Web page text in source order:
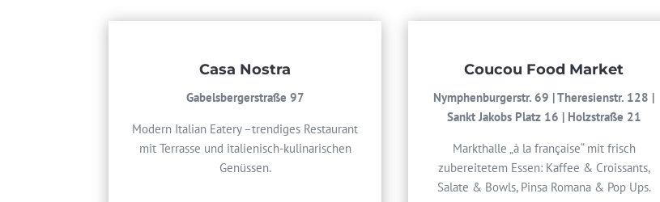
Casa Nostra
Gabelsbergerstraße 97
Modern Italian Eatery –trendiges Restaurant
mit Terrasse und italienisch-kulinarischen
Genüssen.
Coucou Food Market
Nymphenburgerstr. 69 | Theresienstr. 128 |
Sankt Jakobs Platz 16 | Holzstraße 21
Markthalle „à la française“ mit frisch
zubereitetem Essen: Kaffee & Croissants,
Salate & Bowls, Pinsa Romana & Pop Ups.